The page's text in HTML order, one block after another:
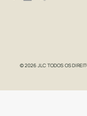
© 2026 JLC TODOS OS